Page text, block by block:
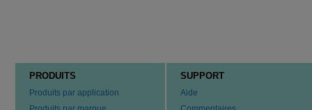
PRODUITS
Produits par application
SUPPORT
Aide